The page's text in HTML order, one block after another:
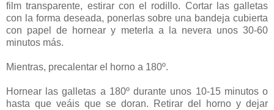
film transparente, estirar con el rodillo. Cortar las galletas
con la forma deseada, ponerlas sobre una bandeja cubierta
con papel de hornear y meterla a la nevera unos 30-60
minutos más.
Mientras, precalentar el horno a 180º.
Hornear las galletas a 180º durante unos 10-15 minutos o
hasta que veáis que se doran. Retirar del horno y dejar